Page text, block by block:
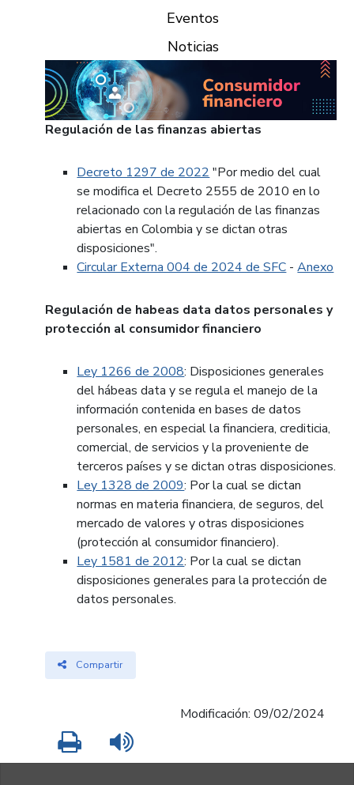
Eventos
Noticias
Regulación de las finanzas abiertas
Decreto 1297 de 2022 "Por medio del cual
se modifica el Decreto 2555 de 2010 en lo
relacionado con la regulación de las finanzas
abiertas en Colombia y se dictan otras
disposiciones".
Circular Externa 004 de 2024 de SFC -Anexo
Regulación de habeas data datos personales y
protección al consumidor financiero
Ley 1266 de 2008: Disposiciones generales
del hábeas data y se regula el manejo de la
información contenida en bases de datos
personales, en especial la financiera, crediticia,
comercial, de servicios y la proveniente de
terceros países y se dictan otras disposiciones.
Ley 1328 de 2009: Por la cual se dictan
normas en materia financiera, de seguros, del
mercado de valores y otras disposiciones
(protección al consumidor financiero).
Ley 1581 de 2012: Por la cual se dictan
disposiciones generales para la protección de
datos personales.
Compartir
Modificación: 09/02/2024
Imprimir